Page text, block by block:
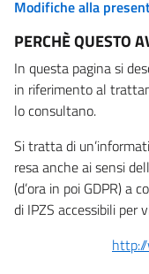
Modifiche alla
PERCHÈ QUESTO
In questa pagina si
in riferimento al
lo consultano.
Si tratta di
resa anche ai sensi
(d’ora in poi GDPR) a
di IPZS accessibili per